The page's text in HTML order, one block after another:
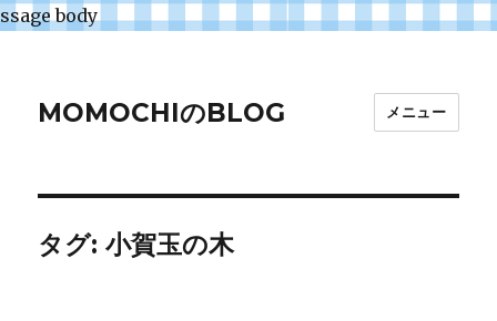
ssage body
MOMOCHIのBLOG メニュー
タグ:小賀玉の木